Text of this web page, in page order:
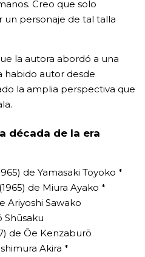
Creo que solo
un personaje de tal talla
la autora abordó a una
habido autor desde
la amplia perspectiva que
década de la era
de Yamasaki Toyoko *
de Miura Ayako *
Ariyoshi Sawako
Shūsaku
de Ōe Kenzaburō
Akira *